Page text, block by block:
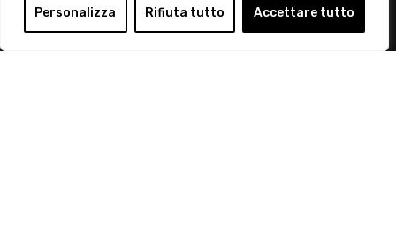
Personalizza Rifiuta tutto Accettare tutto
Login
Diventa Socio